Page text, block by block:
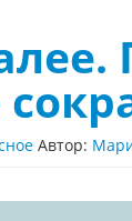
Автор: